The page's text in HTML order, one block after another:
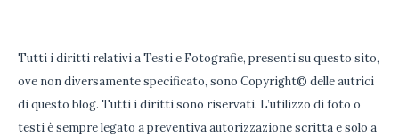
Tutti i diritti relativi a Testi e Fotografie, presenti su questo sito,
ove non diversamente specificato, sono Copyright© delle autrici
di questo blog. Tutti i diritti sono riservati. L’utilizzo di foto o
testi è sempre legato a preventiva autorizzazione scritta e solo a